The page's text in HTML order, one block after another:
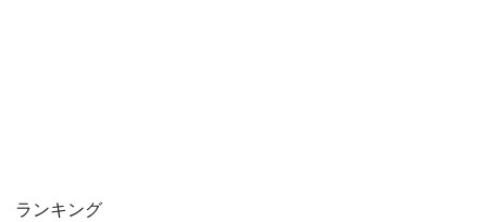
ランキング